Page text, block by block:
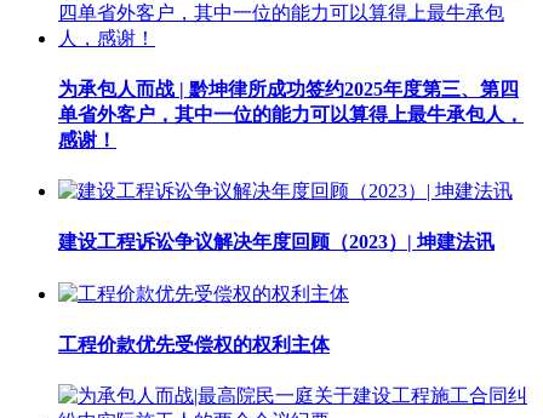
为承包人而战 | 黔坤律所成功签约2025年度第三、第四
单省外客户，其中一位的能力可以算得上最牛承包人，
感谢！
建设工程诉讼争议解决年度回顾（2023）| 坤建法讯
工程价款优先受偿权的权利主体